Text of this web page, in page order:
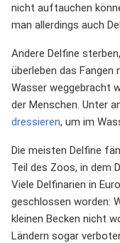
nicht auftauchen
man allerdings auch
Andere Delfine
überleben das Fangen
Wasser weggebracht
der Menschen. Unter
dressieren, um im
Die meisten Delfine
Teil des Zoos, in dem
Viele Delfinarien in
geschlossen worden:
kleinen Becken nicht
Ländern sogar